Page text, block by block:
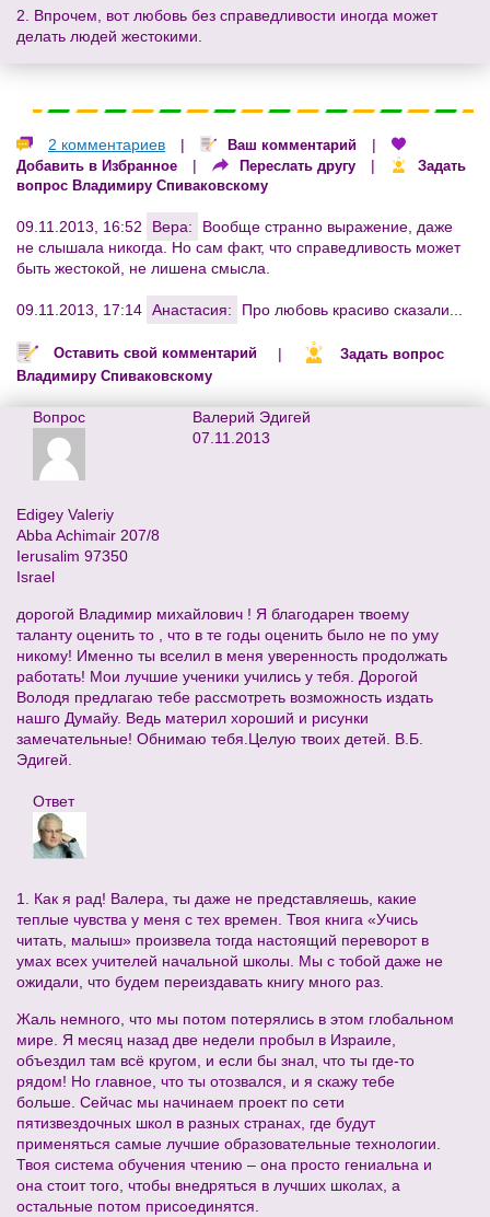
2. Впрочем, вот любовь без справедливости иногда может
делать людей жестокими.
2 комментариев | Ваш комментарий |
Добавить в Избранное | Переслать другу |
Задать
вопрос Владимиру Спиваковскому
09.11.2013, 16:52 Вера:
Вообще странно выражение, даже
не слышала никогда. Но сам факт, что справедливость может
быть жестокой, не лишена смысла.
09.11.2013, 17:14 Анастасия: Про любовь красиво сказали...
Оставить свой комментарий |
Задать вопрос
Владимиру Спиваковскому
Вопрос
Валерий Эдигей
07.11.2013
Edigey Valeriy
Abba Achimair 207/8
Ierusalim 97350
Israel
дорогой Владимир михайлович ! Я благодарен твоему
таланту оценить то , что в те годы оценить было не по уму
никому! Именно ты вселил в меня уверенность продолжать
работать! Мои лучшие ученики учились у тебя. Дорогой
Володя предлагаю тебе рассмотреть возможность издать
нашго Думайу. Ведь материл хороший и рисунки
замечательные! Обнимаю тебя.Целую твоих детей. В.Б.
Эдигей.
Ответ
1. Как я рад! Валера, ты даже не представляешь, какие
теплые чувства у меня с тех времен. Твоя книга «Учись
читать, малыш» произвела тогда настоящий переворот в
умах всех учителей начальной школы. Мы с тобой даже не
ожидали, что будем переиздавать книгу много раз.
Жаль немного, что мы потом потерялись в этом глобальном
мире. Я месяц назад две недели пробыл в Израиле,
объездил там всё кругом, и если бы знал, что ты где-то
рядом! Но главное, что ты отозвался, и я скажу тебе
больше. Сейчас мы начинаем проект по сети
пятизвездочных школ в разных странах, где будут
применяться самые лучшие образовательные технологии.
Твоя система обучения чтению – она просто гениальна и
она стоит того, чтобы внедряться в лучших школах, а
остальные потом присоединятся.